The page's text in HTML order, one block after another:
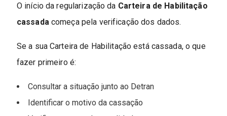
O início da regularização da Carteira de Habilitação
cassada começa pela verificação dos dados.
Se a sua Carteira de Habilitação está cassada, o que
fazer primeiro é:
Consultar a situação junto ao Detran
Identificar o motivo da cassação